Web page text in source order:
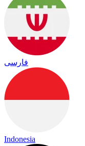
فارسی
Indonesia